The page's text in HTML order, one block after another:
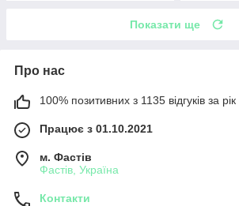
Показати ще
Про нас
100% позитивних з 1135 відгуків за рік
Працює з 01.10.2021
м. Фастів
Фастів, Україна
Контакти